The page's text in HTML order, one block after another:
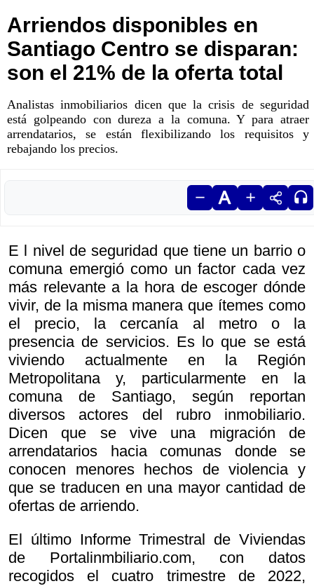
Arriendos disponibles en
Santiago Centro se disparan:
son el 21% de la oferta total
Analistas inmobiliarios dicen que la crisis de seguridad
está golpeando con dureza a la comuna. Y para atraer
arrendatarios, se están flexibilizando los requisitos y
rebajando los precios.
E l nivel de seguridad que tiene un barrio o
comuna emergió como un factor cada vez
más relevante a la hora de escoger dónde
vivir, de la misma manera que ítemes como
el precio, la cercanía al metro o la
presencia de servicios. Es lo que se está
viviendo actualmente en la Región
Metropolitana y, particularmente en la
comuna de Santiago, según reportan
diversos actores del rubro inmobiliario.
Dicen que se vive una migración de
arrendatarios hacia comunas donde se
conocen menores hechos de violencia y
que se traducen en una mayor cantidad de
ofertas de arriendo.
El último Informe Trimestral de Viviendas
de Portalinmbiliario.com, con datos
recogidos el cuatro trimestre de 2022,